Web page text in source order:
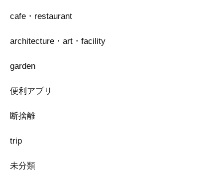
cafe・restaurant
architecture・art・facility
garden
便利アプリ
断捨離
trip
未分類